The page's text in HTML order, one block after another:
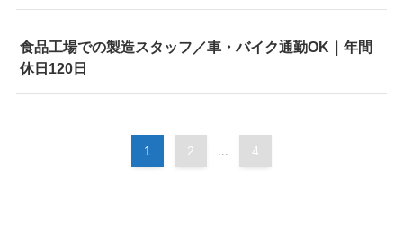
食品工場での製造スタッフ／車・バイク通勤OK｜年間
休日120日
1 2 4